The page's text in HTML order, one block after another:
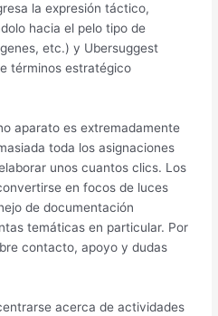
la expresión táctico,
hacia el pelo tipo de
etc.) y Ubersuggest
términos estratégico
aparato es extremadamente
toda los asignaciones
unos cuantos clics. Los
en focos de luces
de documentación
temáticas en particular. Por
contacto, apoyo y dudas
acerca de actividades